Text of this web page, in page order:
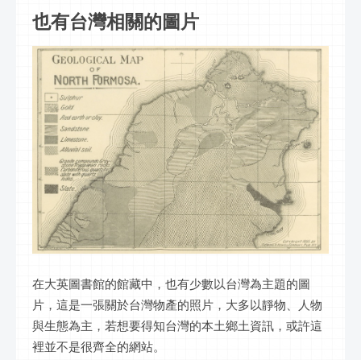
也有台灣相關的圖片
在大英圖書館的館藏中，也有少數以台灣為主題的圖
片，這是一張關於台灣物產的照片，大多以靜物、人物
與生態為主，若想要得知台灣的本土鄉土資訊，或許這
裡並不是很齊全的網站。